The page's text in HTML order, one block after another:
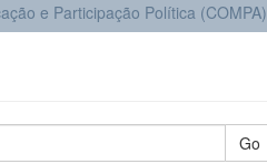
e Participação Política (COMPA)
Go